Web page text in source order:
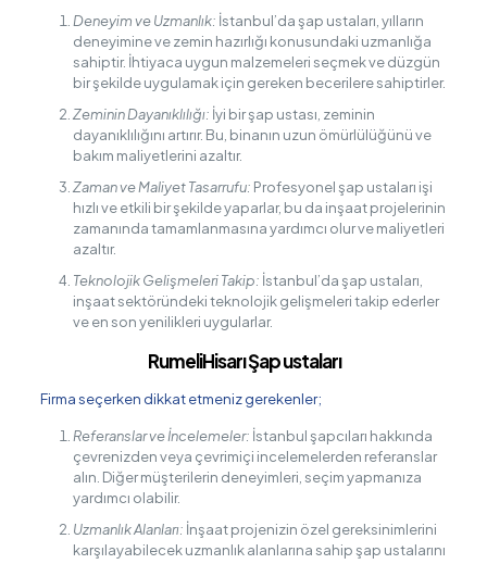
Deneyim ve Uzmanlık: İstanbul’da şap ustaları, yılların
deneyimine ve zemin hazırlığı konusundaki uzmanlığa
sahiptir. İhtiyaca uygun malzemeleri seçmek ve düzgün
bir şekilde uygulamak için gereken becerilere sahiptirler.
Zeminin Dayanıklılığı: İyi bir şap ustası, zeminin
dayanıklılığını artırır. Bu, binanın uzun ömürlülüğünü ve
bakım maliyetlerini azaltır.
Zaman ve Maliyet Tasarrufu: Profesyonel şap ustaları işi
hızlı ve etkili bir şekilde yaparlar, bu da inşaat projelerinin
zamanında tamamlanmasına yardımcı olur ve maliyetleri
azaltır.
Teknolojik Gelişmeleri Takip: İstanbul’da şap ustaları,
inşaat sektöründeki teknolojik gelişmeleri takip ederler
ve en son yenilikleri uygularlar.
RumeliHisarı Şap ustaları
Firma seçerken dikkat etmeniz gerekenler;
Referanslar ve İncelemeler: İstanbul şapcıları hakkında
çevrenizden veya çevrimiçi incelemelerden referanslar
alın. Diğer müşterilerin deneyimleri, seçim yapmanıza
yardımcı olabilir.
Uzmanlık Alanları: İnşaat projenizin özel gereksinimlerini
karşılayabilecek uzmanlık alanlarına sahip şap ustalarını